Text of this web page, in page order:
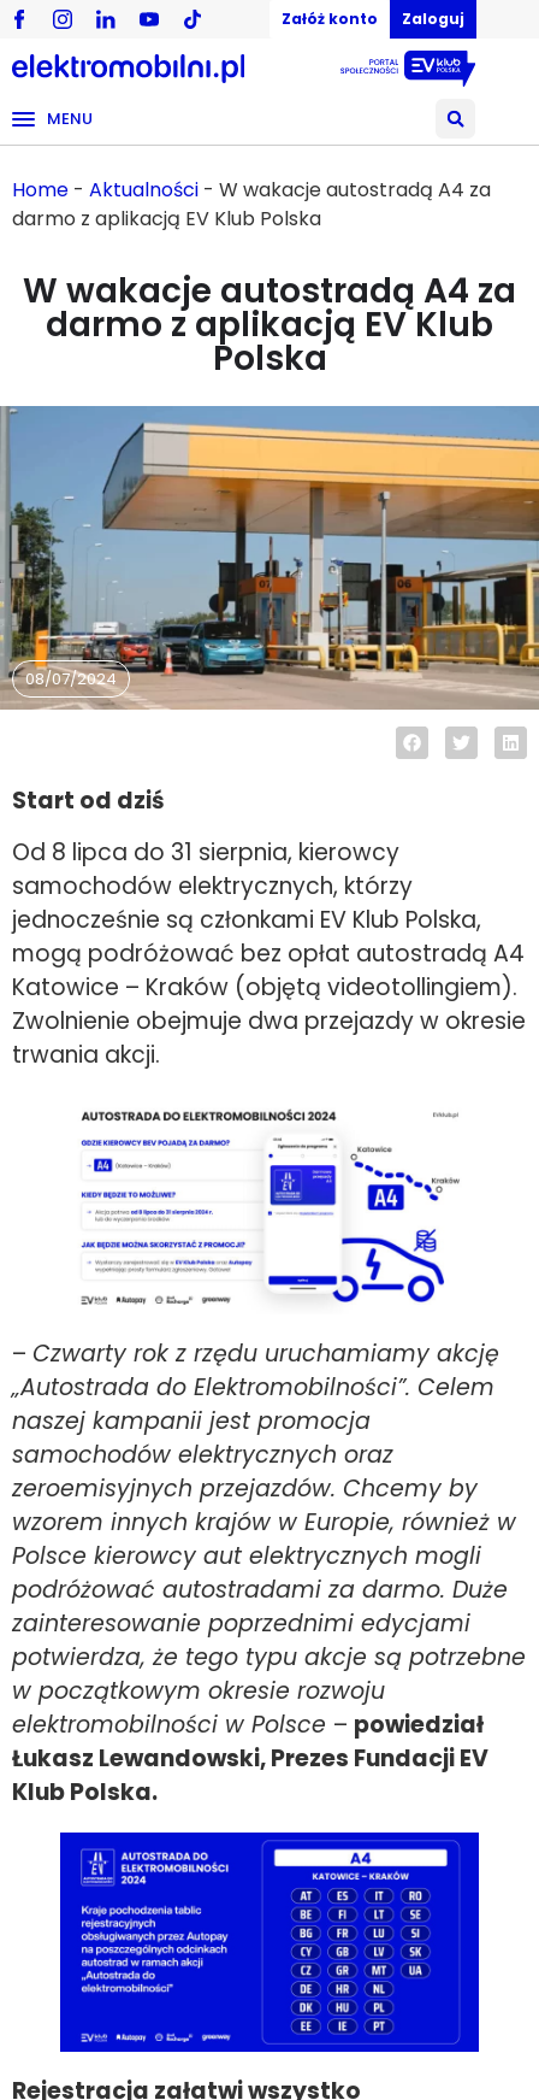
Załóż konto Zaloguj
MENU
Home - Aktualności - W wakacje autostradą A4 za
darmo z aplikacją EV Klub Polska
W wakacje autostradą A4 za
darmo z aplikacją EV Klub
Polska
08/07/2024
Start od dziś
Od 8 lipca do 31 sierpnia, kierowcy
samochodów elektrycznych, którzy
jednocześnie są członkami EV Klub Polska,
mogą podróżować bez opłat autostradą A4
Katowice – Kraków (objętą videotollingiem).
Zwolnienie obejmuje dwa przejazdy w okresie
trwania akcji.
– Czwarty rok z rzędu uruchamiamy akcję
„Autostrada do Elektromobilności”. Celem
naszej kampanii jest promocja
samochodów elektrycznych oraz
zeroemisyjnych przejazdów. Chcemy by
wzorem innych krajów w Europie, również w
Polsce kierowcy aut elektrycznych mogli
podróżować autostradami za darmo. Duże
zainteresowanie poprzednimi edycjami
potwierdza, że tego typu akcje są potrzebne
w początkowym okresie rozwoju
elektromobilności w Polsce – powiedział
Łukasz Lewandowski, Prezes Fundacji EV
Klub Polska.
Rejestracja załatwi wszystko